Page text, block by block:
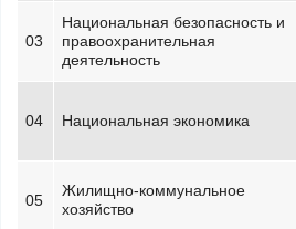
03
Национальная безопасность и
правоохранительная
деятельность
04 Национальная экономика
05
Жилищно-коммунальное
хозяйство